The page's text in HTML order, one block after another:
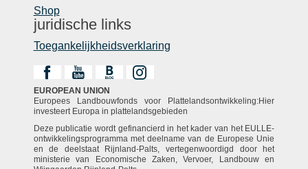
Shop
juridische links
Toegankelijkheidsverklaring
EUROPEAN UNION
Europees Landbouwfonds voor Plattelandsontwikkeling:Hier
investeert Europa in plattelandsgebieden
Deze publicatie wordt gefinancierd in het kader van het EULLE-
ontwikkelingsprogramma met deelname van de Europese Unie
en de deelstaat Rijnland-Palts, vertegenwoordigd door het
ministerie van Economische Zaken, Vervoer, Landbouw en